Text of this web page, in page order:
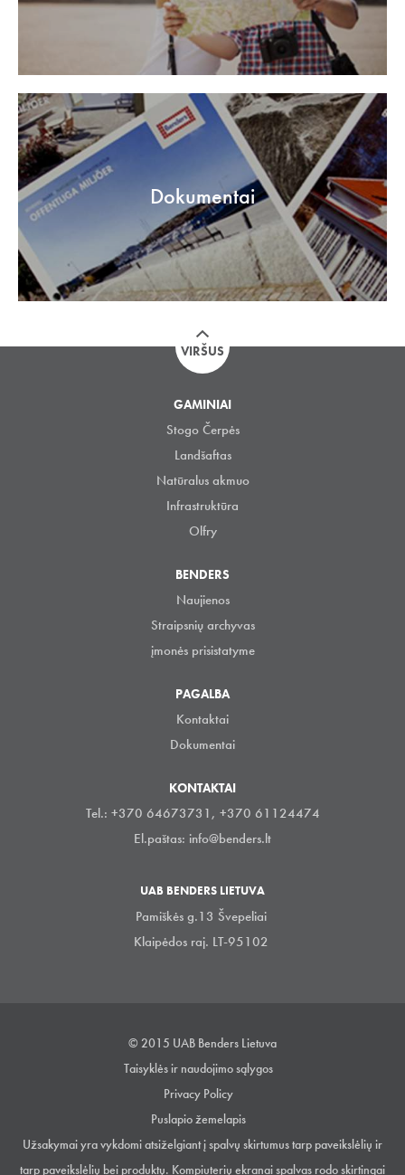
Dokumentai
VIRŠUS
GAMINIAI
Stogo Čerpės
Landšaftas
Natūralus akmuo
Infrastruktūra
Olfry
BENDERS
Naujienos
Straipsnių archyvas
įmonės prisistatyme
PAGALBA
Kontaktai
Dokumentai
KONTAKTAI
Tel.: +370 64673731, +370 61124474
El.paštas: info@benders.lt
UAB BENDERS LIETUVA
Pamiškės g.13 Švepeliai
Klaipėdos raj. LT-95102
© 2015 UAB Benders Lietuva
Taisyklės ir naudojimo sąlygos
Privacy Policy
Puslapio žemelapis
Užsakymai yra vykdomi atsiželgiant į spalvų skirtumus tarp paveikslėlių ir
tarp paveikslėlių bei produktų. Kompiuterių ekranai spalvas rodo skirtingai